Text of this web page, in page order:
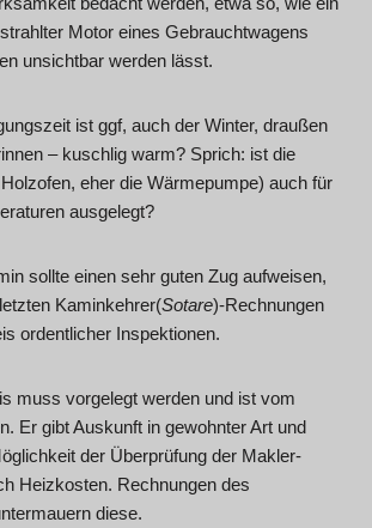
Motor eines Gebrauchtwagens
unsichtbar werden lässt.
ist ggf, auch der Winter, draußen
– kuschlig warm? Sprich: ist die
eher die Wärmepumpe) auch für
ausgelegt?
sollte einen sehr guten Zug aufweisen,
Kaminkehrer(Sotare)-Rechnungen
ordentlicher Inspektionen.
muss vorgelegt werden und ist vom
Er gibt Auskunft in gewohnter Art und
der Überprüfung der Makler-
Heizkosten. Rechnungen des
diese.